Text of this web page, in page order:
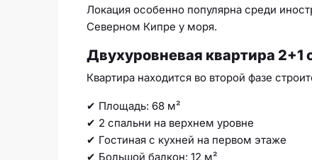
Локация особенно популярна среди
Северном Кипре у моря.
Двухуровневая квартира
Квартира находится во второй фазе
✔ Площадь: 68 м²
✔ 2 спальни на верхнем уровне
✔ Гостиная с кухней на первом этаже
✔ Большой балкон: 12 м²